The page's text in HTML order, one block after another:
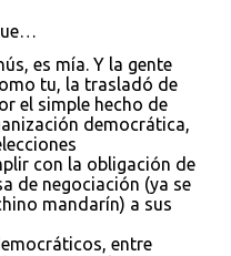
es mía. Y la gente
tu, la trasladó de
el simple hecho de
democrática,
con la obligación de
de negociación (ya se
mandarín) a sus
entre